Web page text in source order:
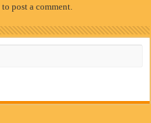
to post a comment.